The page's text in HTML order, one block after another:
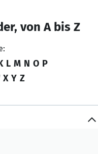
von A bis Z
L M N O P
X Y Z